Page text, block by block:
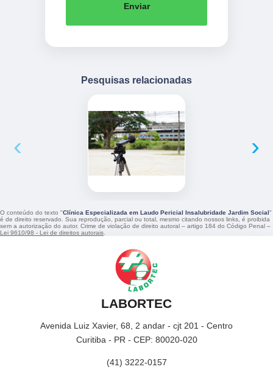
Enviar
Pesquisas relacionadas
‹ ›
O conteúdo do texto "Clínica Especializada em Laudo Pericial Insalubridade Jardim Social"
é de direito reservado. Sua reprodução, parcial ou total, mesmo citando nossos links, é proibida
sem a autorização do autor. Crime de violação de direito autoral – artigo 184 do Código Penal –
Lei 9610/98 - Lei de direitos autorais
LABORTEC
Avenida Luiz Xavier, 68, 2 andar - cjt 201 - Centro
Curitiba - PR - CEP: 80020-020
(41) 3222-0157